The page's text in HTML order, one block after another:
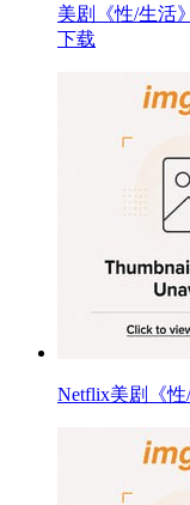
美剧《性/生活
下载
Netflix美剧《